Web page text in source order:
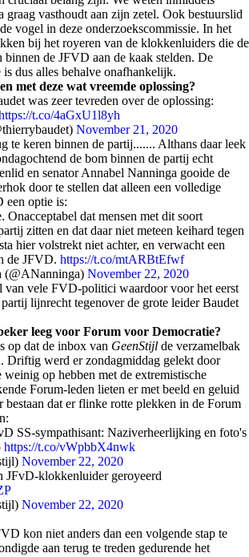
graag vasthoudt aan zijn zetel. Ook bestuurslid
vogel in deze onderzoekscommissie. In het
bij het royeren van de klokkenluiders die de
binnen de JFVD aan de kaak stelden. De
is dus alles behalve onafhankelijk.
met deze wat vreemde oplossing?
was zeer tevreden over de oplossing:
t.co/4aGxU1l8yh
November 21, 2020
te keren binnen de partij....... Althans daar leek
de bom binnen de partij echt
en senator Annabel Nanninga gooide de
door te stellen dat alleen een volledige
een optie is:
Onacceptabel dat mensen met dit soort
zitten en dat daar niet meteen keihard tegen
hier volstrekt niet achter, en verwacht een
de JFVD. https://t.co/mtARBtEfwf
November 22, 2020
van vele FVD-politici waardoor voor het eerst
lijnrecht tegenover de grote leider Baudet
leeg voor Forum voor Democratie?
op dat de inbox van GeenStijl de verzamelbak
Driftig werd er zondagmiddag gelekt door
op hebben met de extremistische
Forum-leden lieten er met beeld en geluid
bestaan dat er flinke rotte plekken in de Forum
SS-sympathisant: Naziverheerlijking en foto's
https://t.co/vWpbbX4nwk
November 22, 2020
klokkenluider geroyeerd
November 22, 2020
kon niet anders dan een volgende stap te
aan terug te treden gedurende het